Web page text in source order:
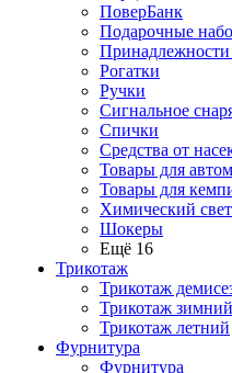
ПоверБанк
Подарочные
Принадлежности
Рогатки
Ручки
Сигнальное
Спички
Средства от
Товары для
Товары для
Химический свет
Шокеры
Ещё 16
Трикотаж
Трикотаж
Трикотаж зимний
Трикотаж летний
Фурнитура
Фурнитура